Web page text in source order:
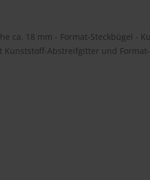
ca. 18 mm - Format-Steckbügel -
Abstreifgitter und